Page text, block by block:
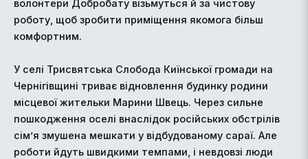
волонтери Добробату візьмуться й за чистову
роботу, щоб зробити приміщення якомога більш
комфортним.
У селі Трисвятська Слобода Киїнської громади на
Чернігівщині триває відновлення будинку родини
місцевої жительки Марини Швець. Через сильне
пошкодження оселі внаслідок російських обстрілів
сім’я змушена мешкати у відбудованому сараї. Але
роботи йдуть швидкими темпами, і невдовзі люди